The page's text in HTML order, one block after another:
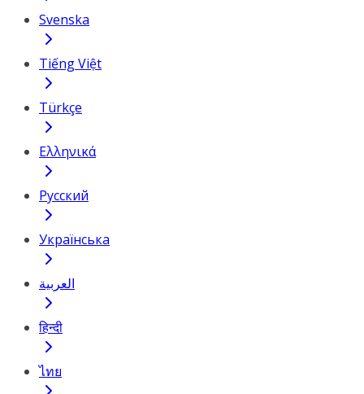
Svenska
Tiếng Việt
Türkçe
Ελληνικά
Русский
Українська
العربية
हिन्दी
ไทย